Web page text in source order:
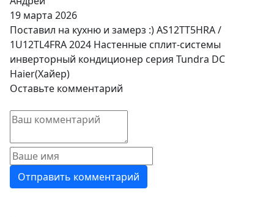
19 марта 2026
Поставил на кухню и замерз :) AS12TT5HRA /
1U12TL4FRA 2024 Настенные сплит-системы
инверторный кондиционер серия Tundra DC
Haier(Хайер)
Оставьте комментарий